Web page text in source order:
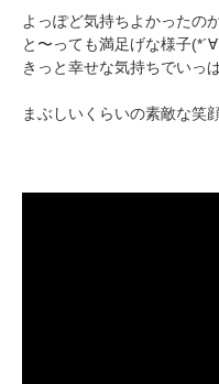
よっぽど気持ちよかったの
と〜っても満足げな様子
きっと幸せな気持ちでいっ
まぶしいくらいの素敵な笑
pecodogs
いぬ部をフォロ
アプ